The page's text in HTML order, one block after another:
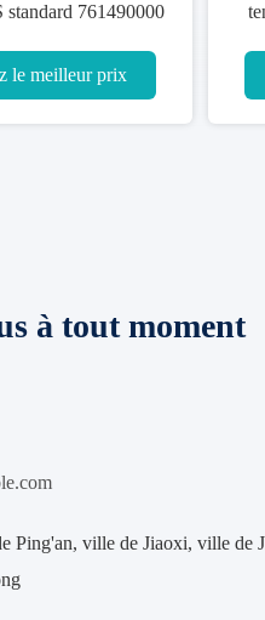
761490000
le meilleur prix
à tout moment
Ping'an, ville de Jiaoxi, ville de